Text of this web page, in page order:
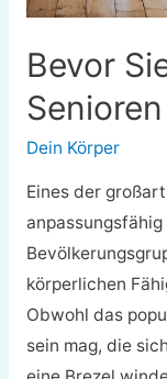
Bevor
Dein Körper
Eines der
körperlichen
Obwohl das
sein mag, die